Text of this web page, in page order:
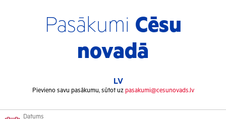
Pasākumi Cēsu
novadā
LV
Pievieno savu pasākumu, sūtot uz pasakumi@cesunovads.lv
Datums